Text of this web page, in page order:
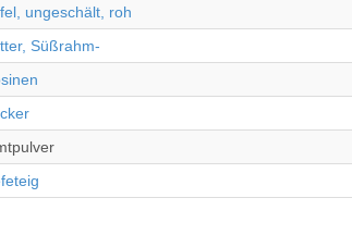
ungeschält, roh
Süßrahm-